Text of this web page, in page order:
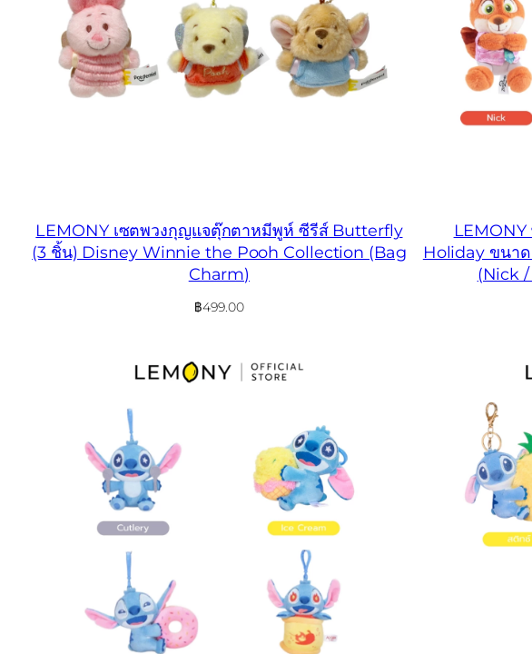
LEMONY เซตพวงกุญแจตุ๊กตาหมีพูห์ ซีรีส์ Butterfly
(3 ชิ้น) Disney Winnie the Pooh Collection (Bag
Charm)
฿499.00
Holiday ขนา
(Nick